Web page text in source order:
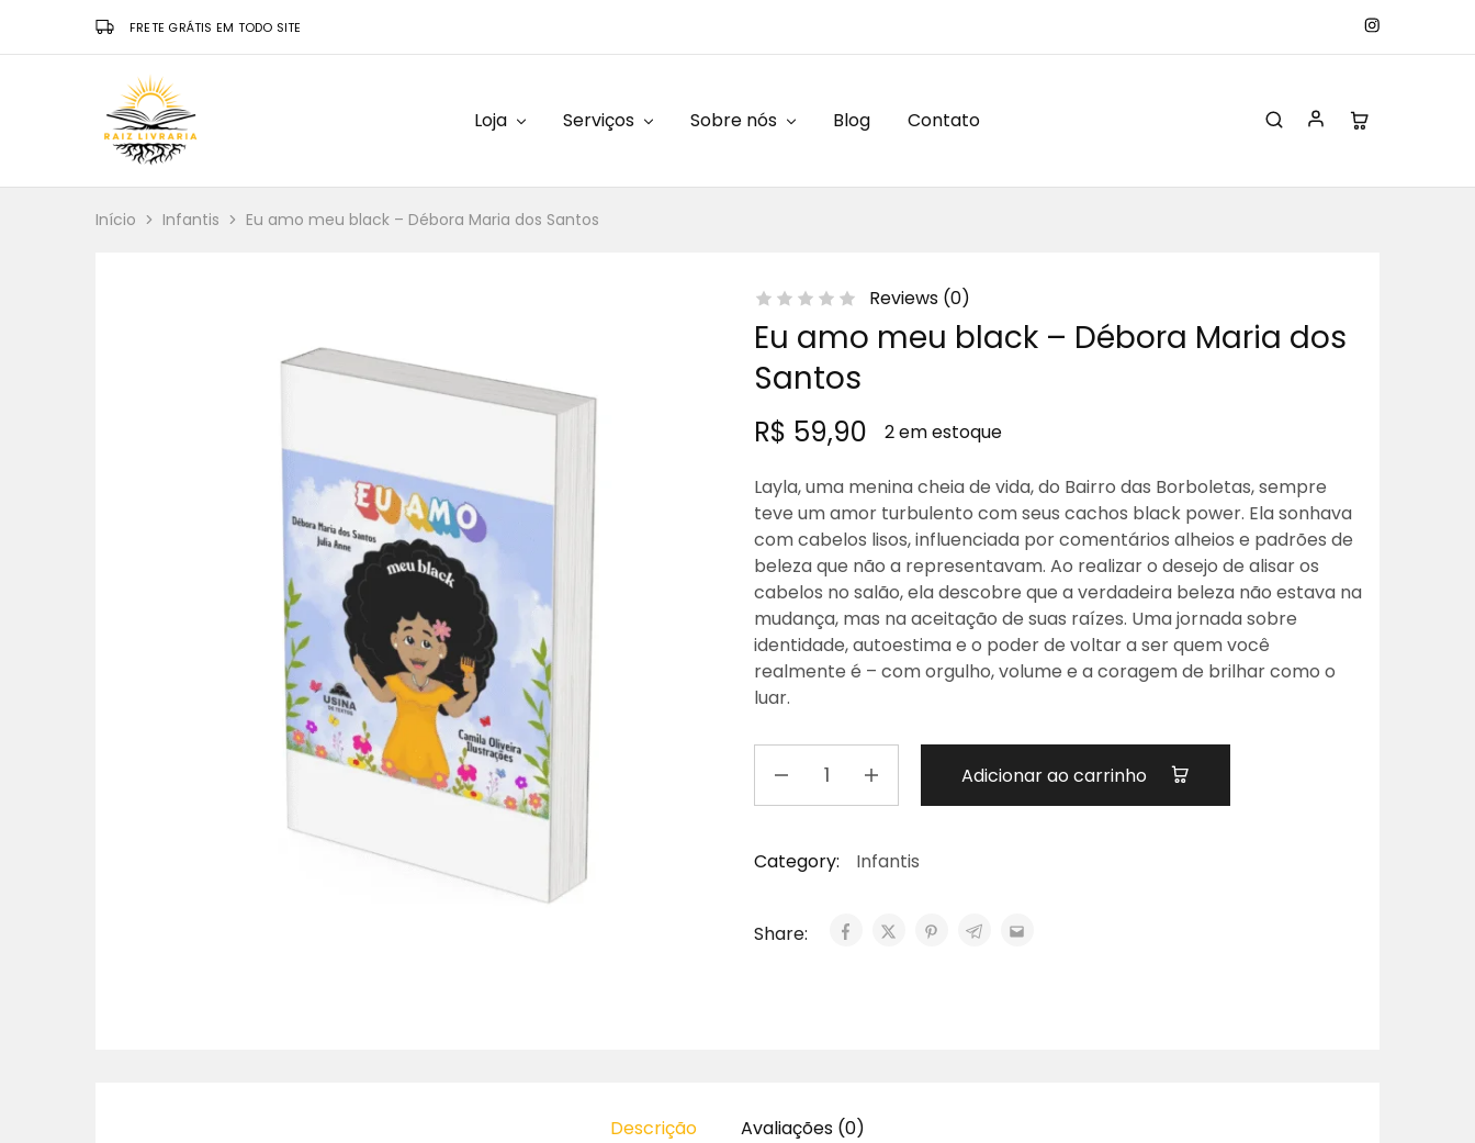
FRETE GRÁTIS EM TODO SITE
Raiz
Livraria
Loja Serviços Sobre nós Blog Contato
Início Infantis Eu amo meu black – Débora Maria dos Santos
Reviews (0)
Eu amo meu black – Débora Maria dos
Santos
R$ 59,90 2 em estoque
Layla, uma menina cheia de vida, do Bairro das Borboletas, sempre
teve um amor turbulento com seus cachos black power. Ela sonhava
com cabelos lisos, influenciada por comentários alheios e padrões de
beleza que não a representavam. Ao realizar o desejo de alisar os
cabelos no salão, ela descobre que a verdadeira beleza não estava na
mudança, mas na aceitação de suas raízes. Uma jornada sobre
identidade, autoestima e o poder de voltar a ser quem você
realmente é – com orgulho, volume e a coragem de brilhar como o
luar.
Adicionar ao carrinho
Category: Infantis
Share:
Descrição Avaliações (0)